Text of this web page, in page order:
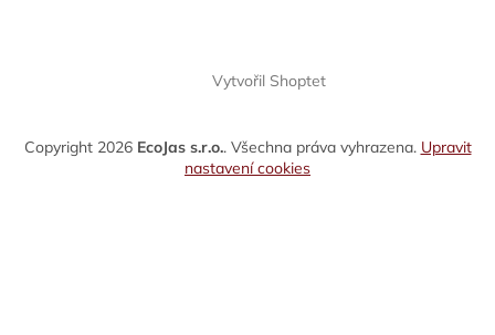
Vytvořil Shoptet
Copyright 2026 EcoJas s.r.o.. Všechna práva vyhrazena. Upravit
nastavení cookies